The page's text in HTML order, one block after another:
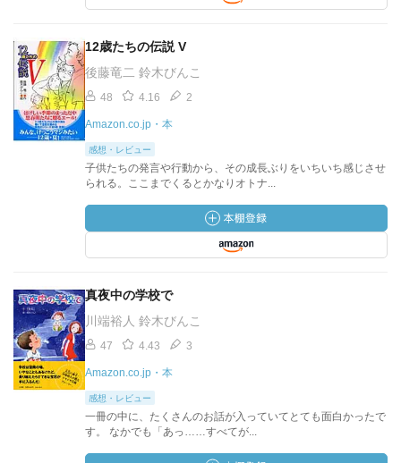
12歳たちの伝説 V
後藤竜二 鈴木びんこ
48 4.16 2
Amazon.co.jp・本
感想・レビュー
子供たちの発言や行動から、その成長ぶりをいちいち感じさせ
られる。ここまでくるとかなりオトナ...
真夜中の学校で
川端裕人 鈴木びんこ
47 4.43 3
Amazon.co.jp・本
感想・レビュー
一冊の中に、たくさんのお話が入っていてとても面白かったで
す。 なかでも「あっ……すべてが...